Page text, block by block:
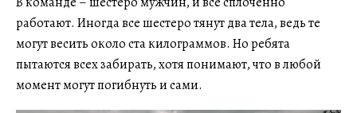
работают. Иногда все шестеро тянут два тела, ведь те
могут весить около ста килограммов. Но ребята
пытаются всех забирать, хотя понимают, что в любой
момент могут погибнуть и сами.